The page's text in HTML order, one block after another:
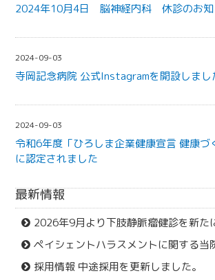
2024年10月4日 脳神経内科 休診のお知
2024-09-03
寺岡記念病院 公式Instagramを開設しまし
2024-09-03
令和6年度「ひろしま企業健康宣言 健康づ
に認定されました
最新情報
2026年9月より下肢静脈瘤健診を新た
ペイシェントハラスメントに関する当
採用情報 中途採用を更新しました。